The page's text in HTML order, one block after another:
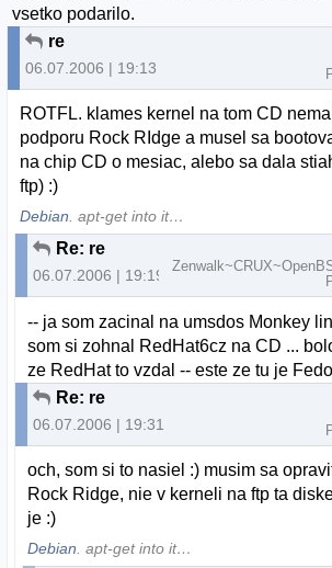
vsetko podarilo.
re
06.07.2006 | 19:13
ROTFL. klames kernel na tom CD
podporu Rock RIdge a musel sa
na chip CD o mesiac, alebo sa dala
ftp) :)
Debian . apt-get into it…
Re: re
06.07.2006 | 19:19
-- ja som zacinal na umsdos Monkey
som si zohnal RedHat6cz na CD ...
ze RedHat to vzdal -- este ze tu je
Re: re
06.07.2006 | 19:31
och, som si to nasiel :) musim sa
Rock Ridge, nie v kerneli na ftp ta
je :)
Debian . apt-get into it…